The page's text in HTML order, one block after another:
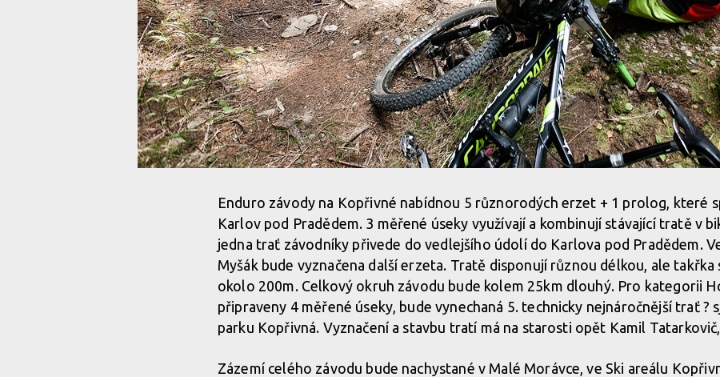
Enduro závody na Kopřivné nabídnou 5 různorodých erzet + 1 prolog, které
Karlov pod Pradědem. 3 měřené úseky využívají a kombinují stávající tratě v
jedna trať závodníky přivede do vedlejšího údolí do Karlova pod Pradědem.
Myšák bude vyznačena další erzeta. Tratě disponují různou délkou, ale
okolo 200m. Celkový okruh závodu bude kolem 25km dlouhý. Pro kategorii
připraveny 4 měřené úseky, bude vynechaná 5. technicky nejnáročnější trať ?
parku Kopřivná. Vyznačení a stavbu tratí má na starosti opět Kamil
Zázemí celého závodu bude nachystané v Malé Morávce, ve Ski areálu